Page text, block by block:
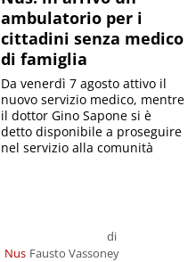
ambulatorio per i
cittadini senza medico
di famiglia
Nus
di
Fausto Vassoney
Da venerdì 7 agosto attivo il
nuovo servizio medico, mentre
il dottor Gino Sapone si è
detto disponibile a proseguire
nel servizio alla comunità